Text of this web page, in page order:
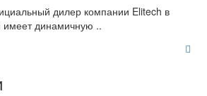
дилер компании Elitech в
имеет динамичную ..